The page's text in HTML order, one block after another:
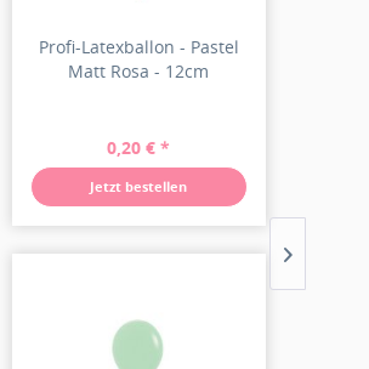
Profi-Latexballon - Pastel
Matt Rosa - 12cm
0,20 € *
Jetzt bestellen